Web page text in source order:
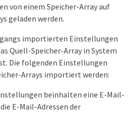
von einem Speicher-Array auf
geladen werden.
importierten Einstellungen
Quell-Speicher-Array in System
Die folgenden Einstellungen
Arrays importiert werden:
beinhalten eine E-Mail-
E-Mail-Adressen der